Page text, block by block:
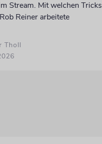
Stream. Mit welchen Tricks
Reiner arbeitete
Tholl